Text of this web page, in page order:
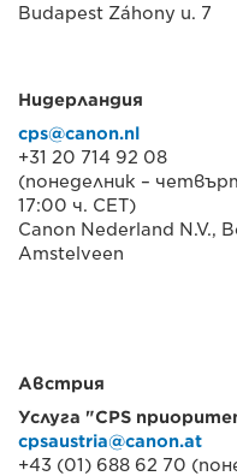
Budapest Záhony u. 7
Нидерландия
cps@canon.nl
+31 20 714 92 08
(понеделник –
17:00 ч. CET)
Canon Nederland N.V.,
Amstelveen
Австрия
Услуга "CPS
cpsaustria@canon.at
+43 (01) 688 62 70